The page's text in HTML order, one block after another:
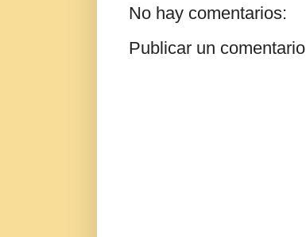
No hay comentarios:
Publicar un comentario